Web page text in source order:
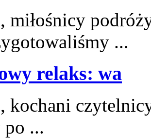
miłośnicy
...
relaks: wa
kochani
...